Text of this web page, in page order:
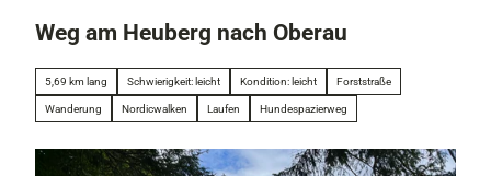
Weg am Heuberg nach Oberau
5,69 km lang Schwierigkeit: leicht Kondition: leicht Forststraße
Wanderung Nordicwalken Laufen Hundespazierweg